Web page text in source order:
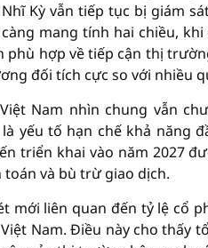
Kỳ vẫn tiếp tục bị giám
mang tính hai chiều,
phù hợp về tiếp cận thị
đối tích cực so với nhiều
Nam nhìn chung vẫn
yếu tố hạn chế khả năng
triển khai vào năm 2027
toán và bù trừ giao dịch.
mới liên quan đến tỷ lệ cổ
Nam. Điều này cho thấy